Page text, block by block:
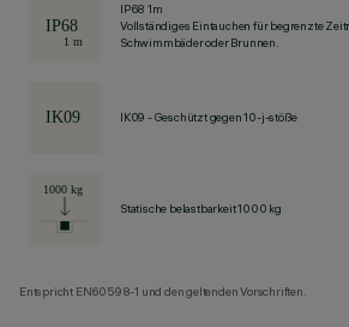
IP68 1m
Vollständiges Eintauchen für begrenzte
Schwimmbäder oder Brunnen.
IK09 - Geschützt gegen 10-j-stöße
Statische belastbarkeit 1000 kg
Entspricht EN60598-1 und den geltenden Vorschriften.